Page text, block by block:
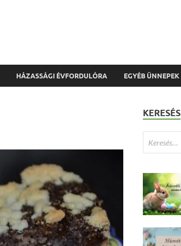
HÁZASSÁGI ÉVFORDULÓRA EGYÉB ÜNNEPEK
KERESÉS